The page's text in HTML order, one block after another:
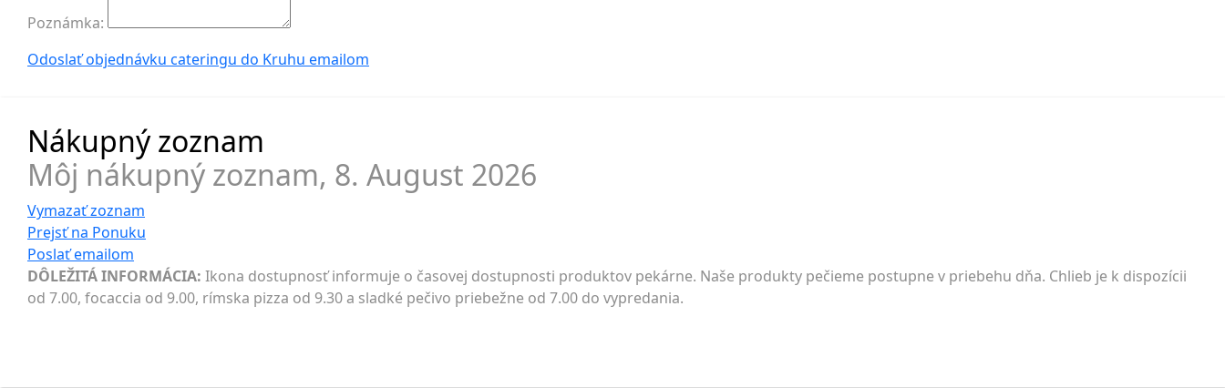
Poznámka:
Odoslať objednávku cateringu do Kruhu emailom
Nákupný zoznam
Môj nákupný zoznam, 8. August 2026
Vymazať zoznam
Prejsť na Ponuku
Poslaťemailom
DÔLEŽITÁ INFORMÁCIA: Ikona dostupnosť informuje o časovej dostupnosti produktov pekárne. Naše produkty pečieme postupne v priebehu dňa. Chlieb je k dispozícii
od 7.00, focaccia od 9.00, rímska pizza od 9.30 a sladké pečivo priebežne od 7.00 do vypredania.